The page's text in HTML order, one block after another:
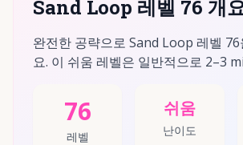
Sand Loop 레벨 76 개
완전한 공략으로 Sand Loop 레벨
요. 이 쉬움 레벨은 일반적으로 2–3
76
레벨
쉬움
난이도